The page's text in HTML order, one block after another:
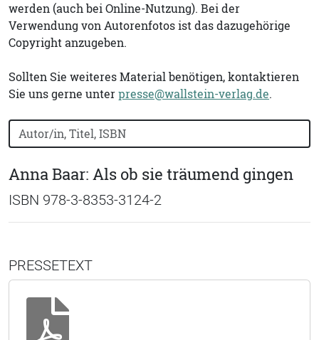
werden (auch bei Online-Nutzung). Bei der
Verwendung von Autorenfotos ist das dazugehörige
Copyright anzugeben.
Sollten Sie weiteres Material benötigen, kontaktieren
Sie uns gerne unterpresse@wallstein-verlag.de.
Bücher nach Buchtitel, Autorennamen oder ISBN
Anna Baar: Als ob sie träumend gingen
ISBN 978-3-8353-3124-2
PRESSETEXT